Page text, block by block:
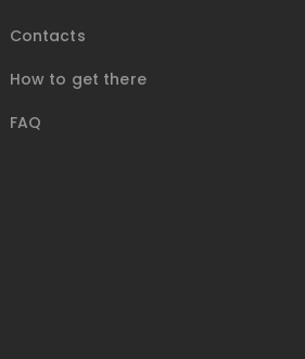
Contacts
How to get there
FAQ